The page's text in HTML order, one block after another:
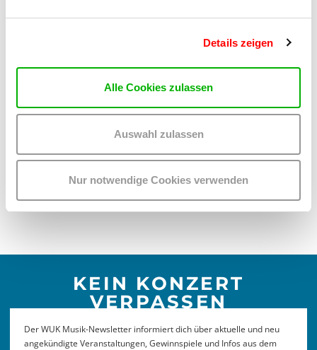
Details zeigen
Alle Cookies zulassen
Auswahl zulassen
Nur notwendige Cookies verwenden
ERSTMALS KINDERGERECHTES PROGRAMM IM RAHMEN DES
Posted 29.10.2021
KEIN KONZERT
VERPASSEN
Der WUK Musik-Newsletter informiert dich über aktuelle und neu
angekündigte Veranstaltungen, Gewinnspiele und Infos aus dem